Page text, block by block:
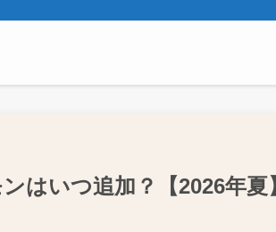
はいつ追加？【2026年夏